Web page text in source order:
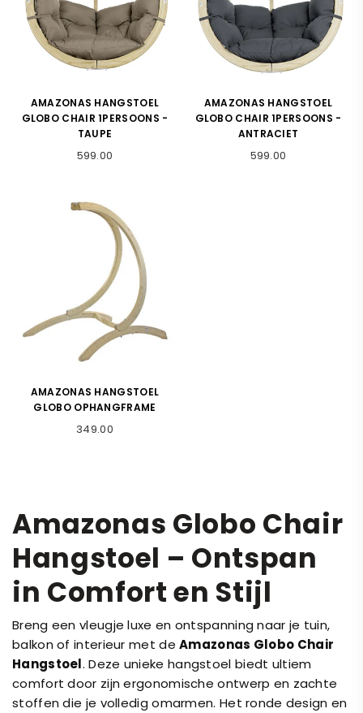
AMAZONAS HANGSTOEL
GLOBO CHAIR 1PERSOONS -
TAUPE
Normale
599.00
AMAZONAS HANGSTOEL
GLOBO CHAIR 1PERSOONS -
ANTRACIET
Normale
599.00
AMAZONAS HANGSTOEL
GLOBO OPHANGFRAME
Normale
349.00
Amazonas Globo Chair
Hangstoel – Ontspan
in Comfort en Stijl
Breng een vleugje luxe en ontspanning naar je tuin,
balkon of interieur met deAmazonas Globo Chair
Hangstoel. Deze unieke hangstoel biedt ultiem
comfort door zijn ergonomische ontwerp en zachte
stoffen die je volledig omarmen. Het ronde design en